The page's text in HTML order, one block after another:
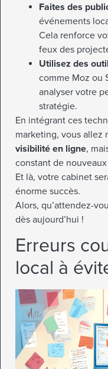
Faites des
événements
Cela renforce
feux des
Utilisez des
comme Moz ou
analyser votre
stratégie.
En intégrant ces
marketing, vous allez
visibilité en ligne,
constant de
Et là, votre cabinet
énorme succès.
Alors, qu’attendez-
dès aujourd’hui !
Erreurs
local à